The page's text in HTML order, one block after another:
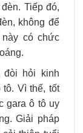
Tiếp đó,
không để
có chức
đòi hỏi kinh
Vì thế, tốt
gara ô tô uy
Giải pháp